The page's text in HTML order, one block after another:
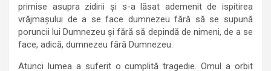
primise asupra zidirii şi s-a lăsat ademenit de ispitirea
vrăjmaşului de a se face dumnezeu fără să se supună
poruncii lui Dumnezeu şi fără să depindă de nimeni, de a se
face, adică, dumnezeu fără Dumnezeu.
Atunci lumea a suferit o cumplită tragedie. Omul a orbit